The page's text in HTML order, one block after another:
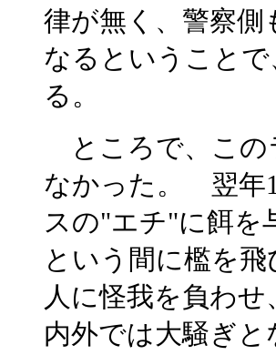
律が無く、警察
なるということ
る。
ところで、この
なかった。 翌年
スの"エチ"に餌を
という間に檻を
人に怪我を負わ
内外では大騒ぎ